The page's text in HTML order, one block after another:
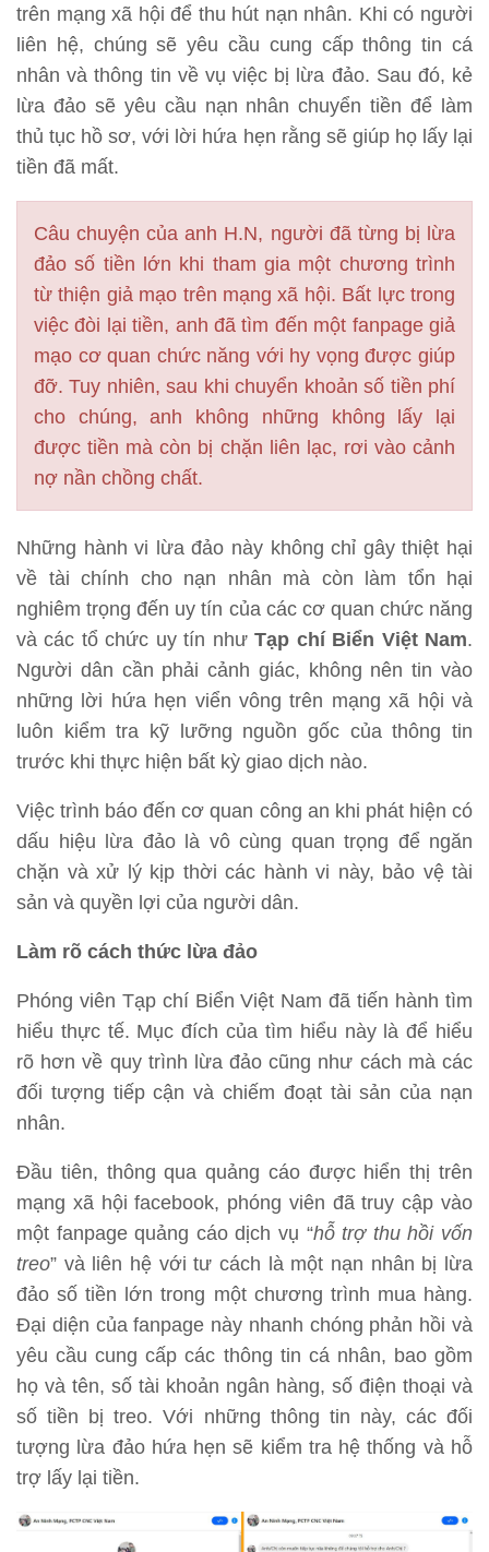
trên mạng xã hội để thu hút nạn nhân. Khi có người
liên hệ, chúng sẽ yêu cầu cung cấp thông tin cá
nhân và thông tin về vụ việc bị lừa đảo. Sau đó, kẻ
lừa đảo sẽ yêu cầu nạn nhân chuyển tiền để làm
thủ tục hồ sơ, với lời hứa hẹn rằng sẽ giúp họ lấy lại
tiền đã mất.
Câu chuyện của anh H.N, người đã từng bị lừa
đảo số tiền lớn khi tham gia một chương trình
từ thiện giả mạo trên mạng xã hội. Bất lực trong
việc đòi lại tiền, anh đã tìm đến một fanpage giả
mạo cơ quan chức năng với hy vọng được giúp
đỡ. Tuy nhiên, sau khi chuyển khoản số tiền phí
cho chúng, anh không những không lấy lại
được tiền mà còn bị chặn liên lạc, rơi vào cảnh
nợ nần chồng chất.
Những hành vi lừa đảo này không chỉ gây thiệt hại
về tài chính cho nạn nhân mà còn làm tổn hại
nghiêm trọng đến uy tín của các cơ quan chức năng
và các tổ chức uy tín nhưTạp chí Biển Việt Nam.
Người dân cần phải cảnh giác, không nên tin vào
những lời hứa hẹn viển vông trên mạng xã hội và
luôn kiểm tra kỹ lưỡng nguồn gốc của thông tin
trước khi thực hiện bất kỳ giao dịch nào.
Việc trình báo đến cơ quan công an khi phát hiện có
dấu hiệu lừa đảo là vô cùng quan trọng để ngăn
chặn và xử lý kịp thời các hành vi này, bảo vệ tài
sản và quyền lợi của người dân.
Làm rõ cách thức lừa đảo
Phóng viên Tạp chí Biển Việt Nam đã tiến hành tìm
hiểu thực tế. Mục đích của tìm hiểu này là để hiểu
rõ hơn về quy trình lừa đảo cũng như cách mà các
đối tượng tiếp cận và chiếm đoạt tài sản của nạn
nhân.
Đầu tiên, thông qua quảng cáo được hiển thị trên
mạng xã hội facebook, phóng viên đã truy cập vào
một fanpage quảng cáo dịch vụ “hỗ trợ thu hồi vốn
treo” và liên hệ với tư cách là một nạn nhân bị lừa
đảo số tiền lớn trong một chương trình mua hàng.
Đại diện của fanpage này nhanh chóng phản hồi và
yêu cầu cung cấp các thông tin cá nhân, bao gồm
họ và tên, số tài khoản ngân hàng, số điện thoại và
số tiền bị treo. Với những thông tin này, các đối
tượng lừa đảo hứa hẹn sẽ kiểm tra hệ thống và hỗ
trợ lấy lại tiền.